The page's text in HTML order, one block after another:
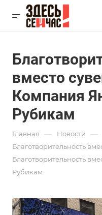
вместо
Компания
Рубикам
Главная — Новости —
Благотворительность
Благотворительность
Рубикам